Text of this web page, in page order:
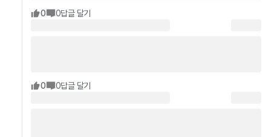
0 0답글 달기
0 0답글 달기